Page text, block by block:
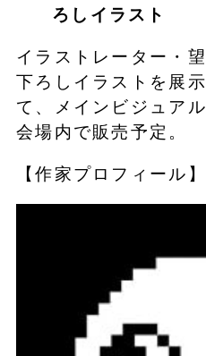
ろしイラスト
イラストレーター・
下ろしイラストを展
て、メインビジュア
会場内で販売予定。
【作家プロフィール】